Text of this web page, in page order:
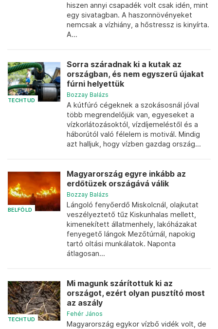
hiszen annyi csapadék volt csak idén, mint
egy sivatagban. A haszonnövényeket
nemcsak a vízhiány, a hőstressz is kinyírta.
A...
TECHTUD
Sorra száradnak ki a kutak az
országban, és nem egyszerű újakat
fúrni helyettük
Bozzay Balázs
A kútfúró cégeknek a szokásosnál jóval
több megrendelőjük van, egyeseket a
vízkorlátozásoktól, vízdíjemeléstől és a
háborútól való félelem is motivál. Mindig
azt halljuk, hogy vízben gazdag ország...
BELFÖLD
Magyarország egyre inkább az
erdőtüzek országává válik
Bozzay Balázs
Lángoló fenyőerdő Miskolcnál, olajkutat
veszélyeztető tűz Kiskunhalas mellett,
kimenekített állatmenhely, lakóházakat
fenyegető lángok Mezőtúrnál, napokig
tartó oltási munkálatok. Naponta
átlagosan...
TECHTUD
Mi magunk szárítottuk ki az
országot, ezért olyan pusztító most
az aszály
Fehér János
Magyarország egykor vízbő vidék volt, de